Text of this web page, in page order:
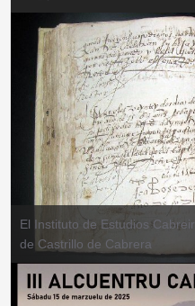
El Instituto de Estudios
de Castrillo de Cabrera